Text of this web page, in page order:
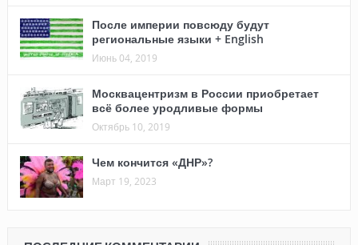
После империи повсюду будут
региональные языки + English
Июнь 04, 2019
Москвацентризм в России приобретает
всё более уродливые формы
Октябрь 10, 2019
Чем кончится «ДНР»?
Март 19, 2023